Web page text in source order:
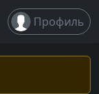
Профиль